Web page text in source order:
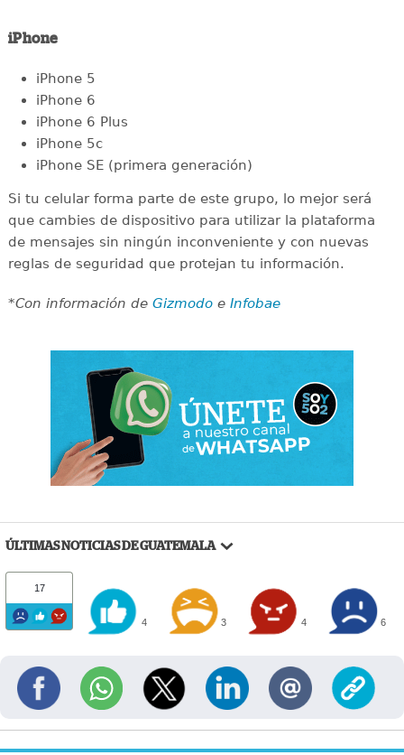
iPhone
iPhone 5
iPhone 6
iPhone 6 Plus
iPhone 5c
iPhone SE (primera generación)
Si tu celular forma parte de este grupo, lo mejor será
que cambies de dispositivo para utilizar la plataforma
de mensajes sin ningún inconveniente y con nuevas
reglas de seguridad que protejan tu información.
*Con información de Gizmodoe Infobae
ÚLTIMAS NOTICIAS DE GUATEMALA
17
4 3 4 6